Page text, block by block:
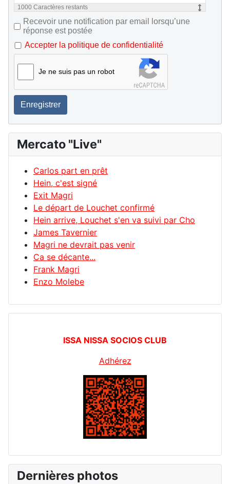
1000 Caractères restants
Recevoir une notification par email lorsqu’une
réponse est postée
Accepter la politique de confidentialité
Je ne suis pas un robot
Enregistrer
Mercato "Live"
Carlos part en prêt
Hein, c'est signé
Exit Magri
Le départ de Louchet confirmé
Hein arrive, Louchet s'en va suivi par Cho
James Tavernier
Magri ne devrait pas venir
Ca se décante...
Frank Magri
Enzo Molebe
ISSA NISSA SOCIOS CLUB
Adhérez
Dernières photos